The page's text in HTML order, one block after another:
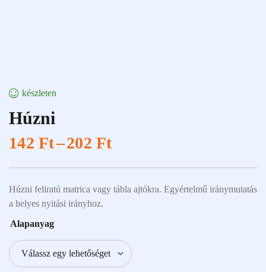
készleten
Húzni
142Ft–202Ft
Húzni feliratú matrica vagy tábla ajtókra. Egyértelmű iránymutatás
a helyes nyitási irányhoz.
Alapanyag